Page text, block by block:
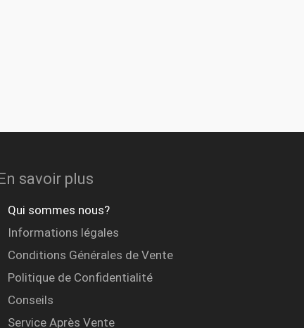
savoir plus
Qui sommes nous?
Informations légales
Conditions Générales de Vente
Politique de Confidentialité
Conseils
Service Après Vente